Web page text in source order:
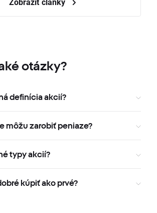
otázky?
definícia akcií?
môžu zarobiť peniaze?
typy akcií?
kúpiť ako prvé?